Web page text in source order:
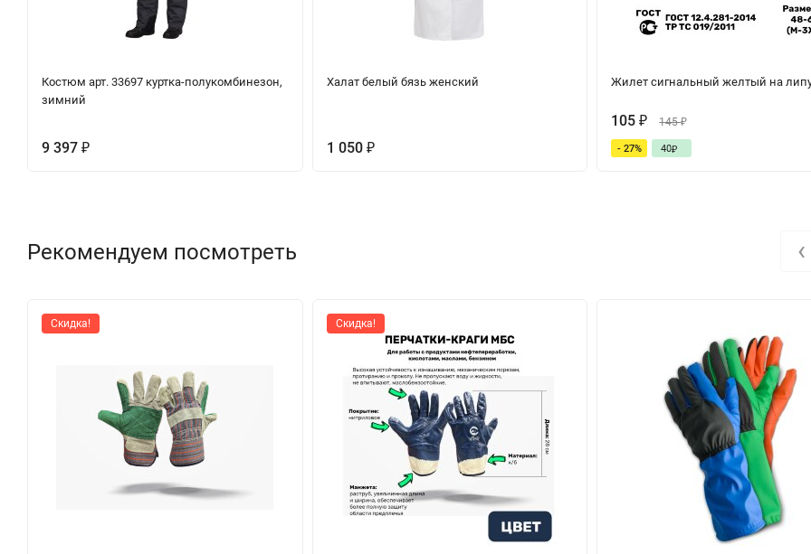
Костюм арт. 33697 куртка-полукомбинезон,
зимний
9 397 ₽
Халат белый бязь женский
1 050 ₽
Жилет сигнальный желтый на
105₽ 145₽
- 27% 40₽
Рекомендуем посмотреть
Скидка! Скидка!
‹